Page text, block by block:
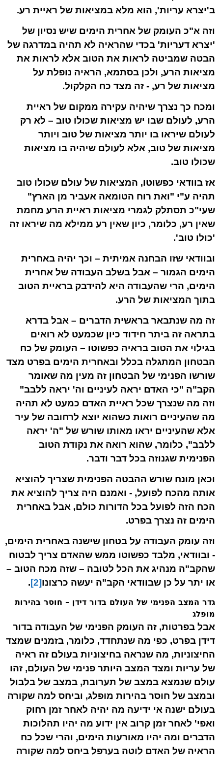
ב'יצרא עריות', הוא מלא במציאות של ראיית רע.
וזה א"כ העומק של אחרית הימים שיש נסיון של
'יצרא דעריות' בכדי שהראיה לא תהיה במדרגה של
הבטה שמביטה לראות את הטוב אלא לראות את
מציאות הרע, ולכן בסתמא, הראיה נופלת על
מציאות של רע, - זה מצד כח הקלקול.
ומכח כך נצרך שיהיה עקירה ממקום של ראיית
הרע, לעולם שבו יש מציאות שכולו טוב – לא רק
לעולם שיראו בו יותר מציאות של טוב ויותר
מציאות של טוב, אלא לעולם שיהיה בו מציאות
שכולו טוב.
אז בוודאי כפשוטו, המציאות של עולם שכולו טוב
תהיה ע"י "ואת רוח הטומאה אעביר מן הארץ"
שעי"כ תסתלק לגמרי מציאות ראיית הרע מחמת
שאין רע, כלומר, כיון שאין רע ממילא מה שיראו זה
'כולו טוב'.
ובוודאי שזו הבחנה אמיתית – וכך יהיה באחרית
הימים הגמור – אבל בשלב העבודה של אחרית
הימים, הרי שהעבודה היא להידבק בראיית הטוב
בתוך המציאות של הרע.
זה מה שנתבאר בראשית הדברים – אבל בדרא
בתראה זה ביתר חידוד כיון שכמעט לא רואים
בגילוי את הטוב בראיה כפשוטו – העומק של כח
הבטחון המתגלה בכלל ובאחרית הימים בפרט מצד
שורשו הפנימי של הבטחון זה מעין מה שאומר
הקב"ה "כי האדם יראה לעיניים וה' יראה ללבב"
וזה מה שנצרך שכל ראיית האדם כמעט לא תהיה
מה שהעיניים רואות כשהוא יוצא לרחובה של עיר
אלא שהעיניים יראו מאותו שורש של "ה' יראה
ללבב", כלומר, שהוא רואה את נקודת הטוב
הפנימית שגנוזה בכל דבר ודבר.
וכאן מונח שורש ההבטה הפנימית שצריך להוציא
אותה מהכח לפועל, - ואמנם היה צריך להוציא את
הכח הזה לפועל בכל הדורות כולם, אבל באחרית
הימים זה נצרך בפרט.
וזה עומק העבודה על בטחון שישנה באחרית הימים,
- ובוודאי, מלבד כפשוטו ממש שהאדם צריך לבטוח
שהקב"ה מנהיג את הכל לטובה – שזה מכח הטוב –
או יתר על כן שבוודאי הקב"ה יעשה כרצונו[2]
.
גדר המצב הפנימי של העולם בדור דידן – חוסר בהירות
מופלג
אבל בפרטות, זה העומק הפנימי של העבודה בדור
דידן בפרט, כפי מה שנתחדד, כלומר, בזמנים שמצד
החיצוניות, מה שנראה בחיצוניות בעולם זה ראיה
של עריות ומצד המצב היותר פנימי של העולם, זהו
עולם שנמצא במצב של תערובת, במצב של בלבול
ובמצב של חוסר בהירות מופלג, וביחס למה שקורה
בעולם ישנה אי ידיעה מה יהיה לאחר זמן רחוק
ואפי' לאחר זמן קרוב אין ידוע מה יהיו תהלוכות
הדברים ומה יהיו מאורעות הימים, והרי שכל כח
הראיה של האדם לוטה בערפל ביחס למה שקורה